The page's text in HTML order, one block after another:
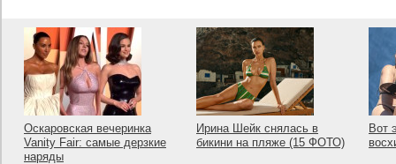
Оскаровская вечеринка
Vanity Fair: самые дерзкие
наряды
Ирина Шейк снялась в
бикини на пляже (15 ФОТО)
Вот